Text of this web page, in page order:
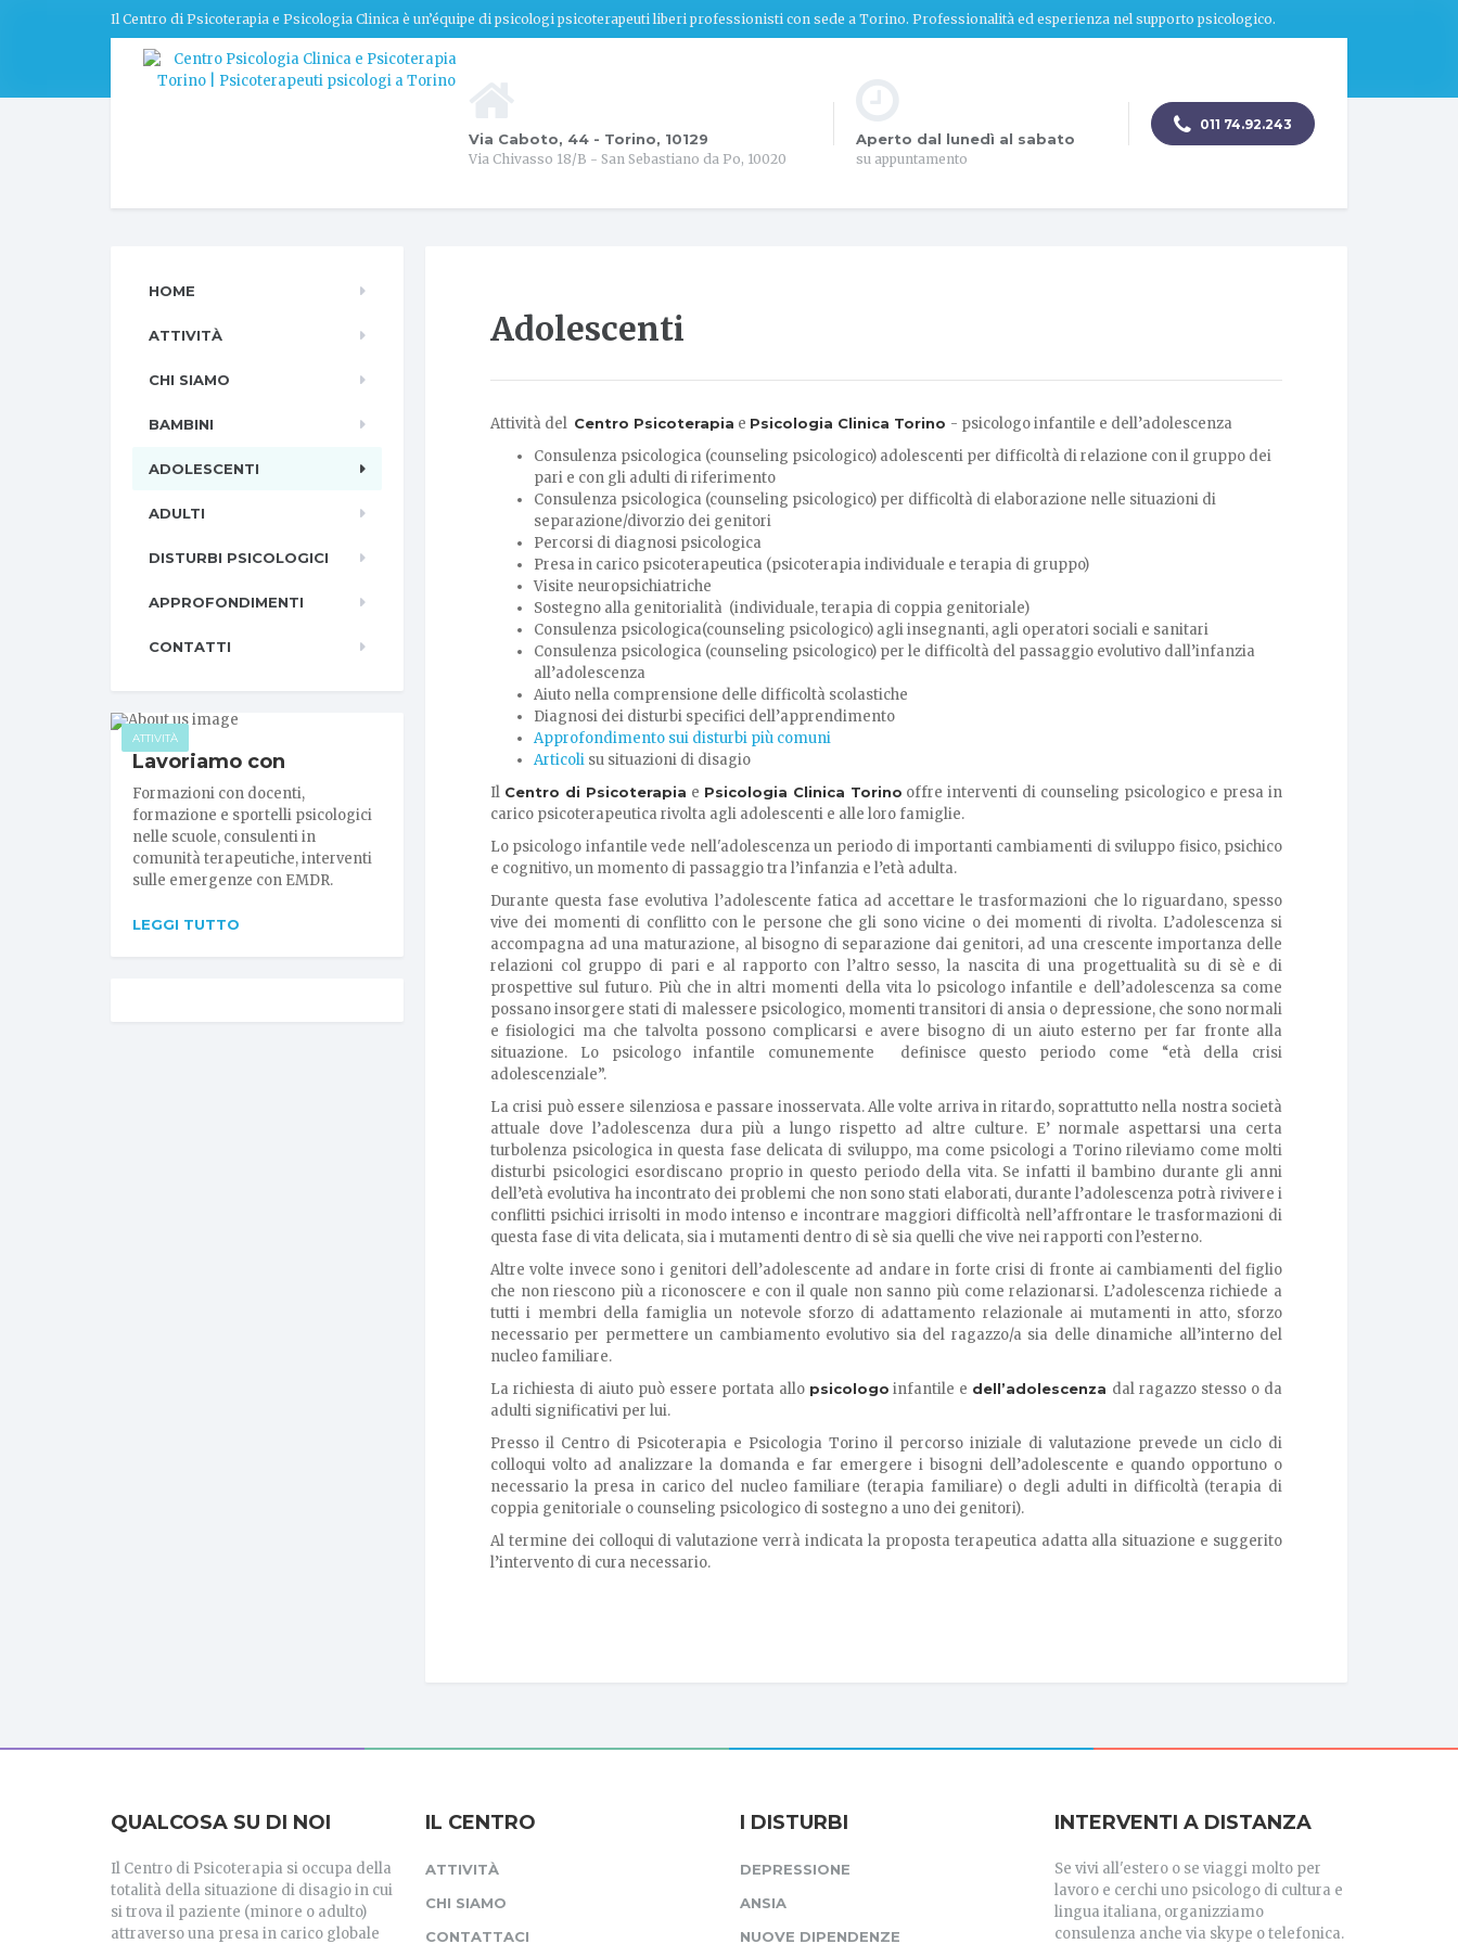
Il Centro di Psicoterapia e Psicologia Clinica è un’équipe di psicologi psicoterapeuti liberi professionisti con sede a Torino. Professionalità ed esperienza nel supporto psicologico.
Via Caboto, 44 - Torino, 10129
Via Chivasso 18/B - San Sebastiano da Po, 10020
Aperto dal lunedì al sabato
su appuntamento
011 74.92.243
Adolescenti
Attività del Centro Psicoterapia e Psicologia Clinica Torino - psicologo infantile e dell’adolescenza
Consulenza psicologica (counseling psicologico) adolescenti per difficoltà di relazione con il gruppo dei
pari e con gli adulti di riferimento
Consulenza psicologica (counseling psicologico) per difficoltà di elaborazione nelle situazioni di
separazione/divorzio dei genitori
Percorsi di diagnosi psicologica
Presa in carico psicoterapeutica (psicoterapia individuale e terapia di gruppo)
Visite neuropsichiatriche
Sostegno alla genitorialità (individuale, terapia di coppia genitoriale)
Consulenza psicologica(counseling psicologico) agli insegnanti, agli operatori sociali e sanitari
Consulenza psicologica (counseling psicologico) per le difficoltà del passaggio evolutivo dall’infanzia
all’adolescenza
Aiuto nella comprensione delle difficoltà scolastiche
Diagnosi dei disturbi specifici dell’apprendimento
Approfondimento sui disturbi più comuni
Articoli su situazioni di disagio
Il Centro di Psicoterapia e Psicologia Clinica Torino offre interventi di counseling psicologico e presa in
carico psicoterapeutica rivolta agli adolescenti e alle loro famiglie.
Lo psicologo infantile vede nell'adolescenza un periodo di importanti cambiamenti di sviluppo fisico, psichico
e cognitivo, un momento di passaggio tra l’infanzia e l’età adulta.
Durante questa fase evolutiva l’adolescente fatica ad accettare le trasformazioni che lo riguardano, spesso
vive dei momenti di conflitto con le persone che gli sono vicine o dei momenti di rivolta. L’adolescenza si
accompagna ad una maturazione, al bisogno di separazione dai genitori, ad una crescente importanza delle
relazioni col gruppo di pari e al rapporto con l’altro sesso, la nascita di una progettualità su di sè e di
prospettive sul futuro. Più che in altri momenti della vita lo psicologo infantile e dell’adolescenza sa come
possano insorgere stati di malessere psicologico, momenti transitori di ansia o depressione, che sono normali
e fisiologici ma che talvolta possono complicarsi e avere bisogno di un aiuto esterno per far fronte alla
situazione. Lo psicologo infantile comunemente definisce questo periodo come “età della crisi
adolescenziale”.
La crisi può essere silenziosa e passare inosservata. Alle volte arriva in ritardo, soprattutto nella nostra società
attuale dove l’adolescenza dura più a lungo rispetto ad altre culture. E’ normale aspettarsi una certa
turbolenza psicologica in questa fase delicata di sviluppo, ma come psicologi a Torino rileviamo come molti
disturbi psicologici esordiscano proprio in questo periodo della vita. Se infatti il bambino durante gli anni
dell’età evolutiva ha incontrato dei problemi che non sono stati elaborati, durante l’adolescenza potrà rivivere i
conflitti psichici irrisolti in modo intenso e incontrare maggiori difficoltà nell’affrontare le trasformazioni di
questa fase di vita delicata, sia i mutamenti dentro di sè sia quelli che vive nei rapporti con l’esterno.
Altre volte invece sono i genitori dell’adolescente ad andare in forte crisi di fronte ai cambiamenti del figlio
che non riescono più a riconoscere e con il quale non sanno più come relazionarsi. L’adolescenza richiede a
tutti i membri della famiglia un notevole sforzo di adattamento relazionale ai mutamenti in atto, sforzo
necessario per permettere un cambiamento evolutivo sia del ragazzo/a sia delle dinamiche all’interno del
nucleo familiare.
La richiesta di aiuto può essere portata allo psicologo infantile e dell’adolescenza dal ragazzo stesso o da
adulti significativi per lui.
Presso il Centro di Psicoterapia e Psicologia Torino il percorso iniziale di valutazione prevede un ciclo di
colloqui volto ad analizzare la domanda e far emergere i bisogni dell’adolescente e quando opportuno o
necessario la presa in carico del nucleo familiare (terapia familiare) o degli adulti in difficoltà (terapia di
coppia genitoriale o counseling psicologico di sostegno a uno dei genitori).
Al termine dei colloqui di valutazione verrà indicata la proposta terapeutica adatta alla situazione e suggerito
l’intervento di cura necessario.
HOME
ATTIVITÀ
CHI SIAMO
BAMBINI
ADOLESCENTI
ADULTI
DISTURBI PSICOLOGICI
APPROFONDIMENTI
CONTATTI
ATTIVITÀ
Lavoriamo con
Formazioni con docenti,
formazione e sportelli psicologici
nelle scuole, consulenti in
comunità terapeutiche, interventi
sulle emergenze con EMDR.
LEGGI TUTTO
QUALCOSA SU DI NOI
Il Centro di Psicoterapia si occupa della
totalità della situazione di disagio in cui
si trova il paziente (minore o adulto)
attraverso una presa in carico globale
IL CENTRO
ATTIVITÀ
CHI SIAMO
CONTATTACI
I DISTURBI
DEPRESSIONE
ANSIA
NUOVE DIPENDENZE
INTERVENTI A DISTANZA
Se vivi all'estero o se viaggi molto per
lavoro e cerchi uno psicologo di cultura e
lingua italiana, organizziamo
consulenza anche via skype o telefonica.